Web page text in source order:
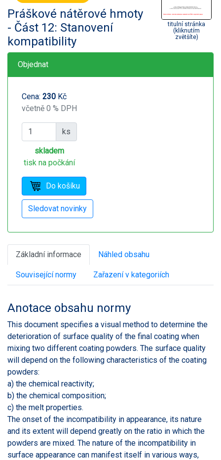
Práškové nátěrové hmoty
- Část 12: Stanovení
kompatibility
titulní stránka
(kliknutím
zvětšíte)
Objednat
Cena: 230 Kč
včetně 0 % DPH
ks
skladem
tisk na počkání
Základní informace Náhled obsahu
Související normy Zařazení v kategoriích
Anotace obsahu normy
This document specifies a visual method to determine the
deterioration of surface quality of the final coating when
mixing two different coating powders. The surface quality
will depend on the following characteristics of the coating
powders:
a) the chemical reactivity;
b) the chemical composition;
c) the melt properties.
The onset of the incompatibility in appearance, its nature
and its extent will depend greatly on the ratio in which the
powders are mixed. The nature of the incompatibility in
surface appearance can manifest itself in various ways,